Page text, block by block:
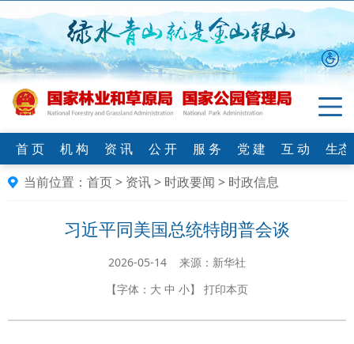
首 页 机 构 资 讯 公 开 服 务 党 建 互 动
生
当前位置： 首页> 资讯> 时政要闻 > 时政信息
习近平同美国总统特朗普会谈
2026-05-14 来源：新华社
【字体： 大 中 小】 打印本页